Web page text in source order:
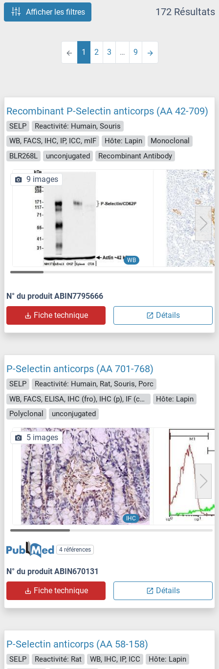
Afficher les filtres 172 Résultats
1 2 3 … 9
Recombinant P-Selectin anticorps (AA 42-709)
SELP
Reactivité: Humain, Souris
WB, FACS, IHC, IP, ICC, mIF
Hôte: Lapin
Monoclonal
BLR268L
unconjugated Recombinant Antibody
WB
9 images
N° du produit ABIN7795666
Fiche technique Détails
P-Selectin anticorps (AA 701-768)
SELP
Reactivité: Humain, Rat, Souris, Porc
WB, FACS, ELISA, IHC (fro), IHC (p), IF (cc), IF (p)
Hôte: Lapin
Polyclonal
unconjugated
IHC
5 images
4 références
N° du produit ABIN670131
Fiche technique Détails
P-Selectin anticorps (AA 58-158)
SELP Reactivité: Rat WB, IHC, IP, ICC
Hôte: Lapin